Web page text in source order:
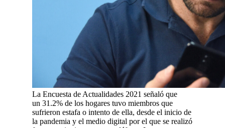
La Encuesta de Actualidades 2021 señaló que
un 31.2% de los hogares tuvo miembros que
sufrieron estafa o intento de ella, desde el inicio de
la pandemia y el medio digital por el que se realizó